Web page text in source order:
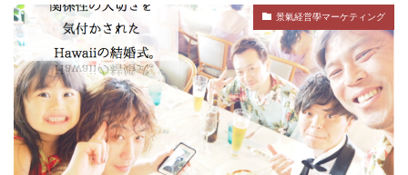
景氣経営學マーケティング